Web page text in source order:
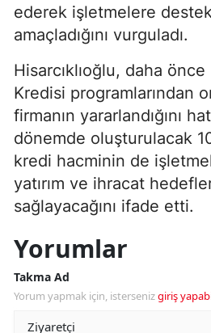
ederek işletmelere
amaçladığını vurguladı.
Hisarcıklıoğlu, daha
Kredisi programlarından
firmanın yararlandığını
dönemde oluşturulacak
kredi hacminin de
yatırım ve ihracat
sağlayacağını ifade etti.
Yorumlar
Takma Ad
Yorum yapmak için, istersenizgiriş